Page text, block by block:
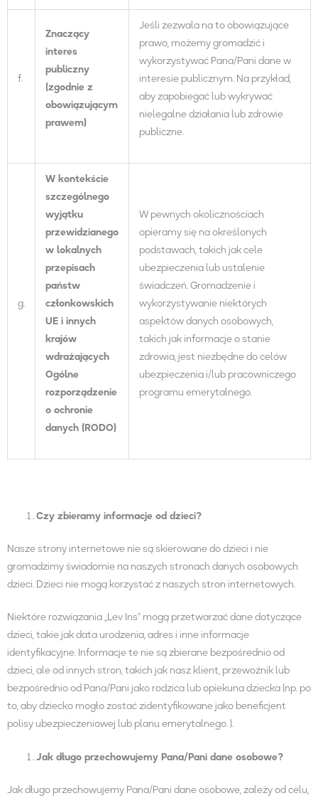
f.
Znaczący
interes
publiczny
(zgodnie z
obowiązującym
prawem)
Jeśli zezwala na to obowiązujące
prawo, możemy gromadzić i
wykorzystywać Pana/Pani dane w
interesie publicznym. Na przykład,
aby zapobiegać lub wykrywać
nielegalne działania lub zdrowie
publiczne.
g.
W kontekście
szczególnego
wyjątku
przewidzianego
w lokalnych
przepisach
państw
członkowskich
UE i innych
krajów
wdrażających
Ogólne
rozporządzenie
o ochronie
danych (RODO)
W pewnych okolicznościach
opieramy się na określonych
podstawach, takich jak cele
ubezpieczenia lub ustalenie
świadczeń. Gromadzenie i
wykorzystywanie niektórych
aspektów danych osobowych,
takich jak informacje o stanie
zdrowia, jest niezbędne do celów
ubezpieczenia i/lub pracowniczego
programu emerytalnego.
Czy zbieramy informacje od dzieci?
Nasze strony internetowe nie są skierowane do dzieci i nie
gromadzimy świadomie na naszych stronach danych osobowych
dzieci. Dzieci nie mogą korzystać z naszych stron internetowych.
Niektóre rozwiązania „Lev Ins” mogą przetwarzać dane dotyczące
dzieci, takie jak data urodzenia, adres i inne informacje
identyfikacyjne. Informacje te nie są zbierane bezpośrednio od
dzieci, ale od innych stron, takich jak nasz klient, przewoźnik lub
bezpośrednio od Pana/Pani jako rodzica lub opiekuna dziecka (np. po
to, aby dziecko mogło zostać zidentyfikowane jako beneficjent
polisy ubezpieczeniowej lub planu emerytalnego. ).
Jak długo przechowujemy Pana/Panidane osobowe?
Jak długo przechowujemy Pana/Pani dane osobowe, zależy od celu,